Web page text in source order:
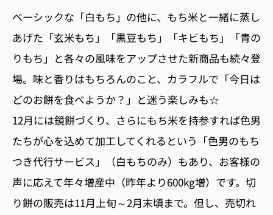
ベーシックな「白もち」の他に、もち米と一緒に蒸し
あげた「玄米もち」「黒豆もち」「キビもち」「青の
りもち」と各々の風味をアップさせた新商品も続々登
場。味と香りはもちろんのこと、カラフルで「今日は
どのお餅を食べようか？」と迷う楽しみも☆
12月には鏡餅づくり、さらにもち米を持参すれば色男
たちが心を込めて加工してくれるという「色男のもち
つき代行サービス」（白もちのみ）もあり、お客様の
声に応えて年々増産中（昨年より600kg増）です。切
り餅の販売は11月上旬～2月末頃まで。但し、売切れ